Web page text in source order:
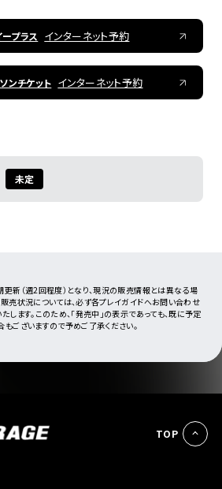
ープラス インターネット予約
ンチケット インターネット予約
未定
新（週2回程度）となり、現況の販売情報とは異なる場
売状況については、必ず各プレイガイドへお問い合わせ
します。このため、「発売中」の表示であっても、既に予定
ございますので予めご了承ください。
TOP